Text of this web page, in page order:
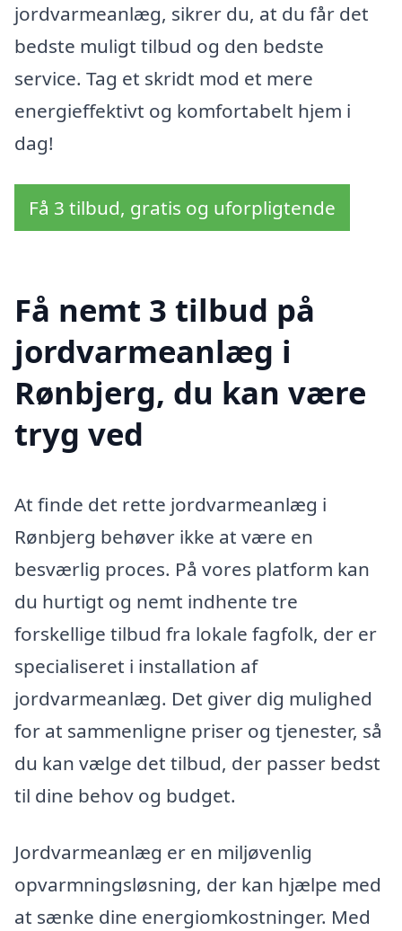
jordvarmeanlæg, sikrer du, at du får det
bedste muligt tilbud og den bedste
service. Tag et skridt mod et mere
energieffektivt og komfortabelt hjem i
dag!
Få 3 tilbud, gratis og uforpligtende
Få nemt 3 tilbud på
jordvarmeanlæg i
Rønbjerg, du kan være
tryg ved
At finde det rette jordvarmeanlæg i
Rønbjerg behøver ikke at være en
besværlig proces. På vores platform kan
du hurtigt og nemt indhente tre
forskellige tilbud fra lokale fagfolk, der er
specialiseret i installation af
jordvarmeanlæg. Det giver dig mulighed
for at sammenligne priser og tjenester, så
du kan vælge det tilbud, der passer bedst
til dine behov og budget.
Jordvarmeanlæg er en miljøvenlig
opvarmningsløsning, der kan hjælpe med
at sænke dine energiomkostninger. Med